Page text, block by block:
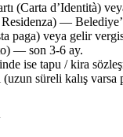
(Carta d’Identità)
—
paga) veya gelir
— son 3-6 ay.
ise tapu / kira
süreli kalış